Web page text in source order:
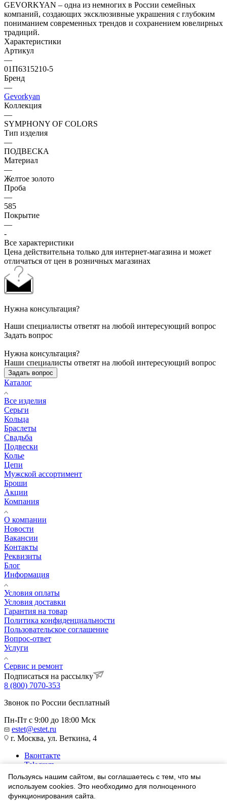
GEVORKYAN – одна из немногих в России семейных
компаний, создающих эксклюзивные украшения с глубоким
пониманием современных трендов и сохранением ювелирных
традиций.
Характеристики
Артикул
—
01П6315210-5
Бренд
—
Gevorkyan
Коллекция
—
SYMPHONY OF COLORS
Тип изделия
—
ПОДВЕСКА
Материал
—
Желтое золото
Проба
—
585
Покрытие
—
-
Все характеристики
Цена действительна только для интернет-магазина и может
отличаться от цен в розничных магазинах
Нужна консультация?
Наши специалисты ответят на любой интересующий вопрос
Задать вопрос
Нужна консультация?
Наши специалисты ответят на любой интересующий вопрос
Задать вопрос
Каталог
Все изделия
Серьги
Кольца
Браслеты
Свадьба
Подвески
Колье
Цепи
Мужской ассортимент
Броши
Акции
Компания
О компании
Новости
Вакансии
Контакты
Реквизиты
Блог
Информация
Условия оплаты
Условия доставки
Гарантия на товар
Политика конфиденциальности
Пользовательское соглашение
Вопрос-ответ
Услуги
Сервис и ремонт
Подписаться на рассылку
8 (800) 7070-353
Звонок по России бесплатный
Пн-Пт с 9:00 до 18:00 Мск
estet@estet.ru
г. Москва, ул. Веткина, 4
Вконтакте
Telegram
Одноклассники
WhatsApp
1991-2026 © Ювелирный Дом ЭСТЕТ
Пользуясь нашим сайтом, вы соглашаетесь с тем, что мы
используем cookies. Это необходимо для полноценного
функционирования сайта.